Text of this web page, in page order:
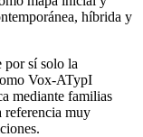
híbrida y
por sí solo la
Vox-ATypI
mediante familias
referencia muy